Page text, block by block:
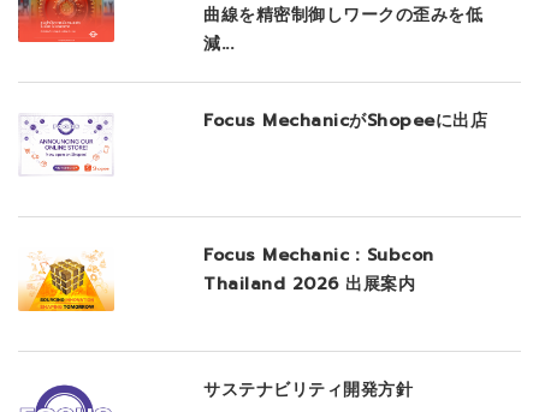
曲線を精密制御しワークの歪みを低
減...
Focus MechanicがShopeeに出店
Focus Mechanic：Subcon
Thailand 2026 出展案内
サステナビリティ開発方針